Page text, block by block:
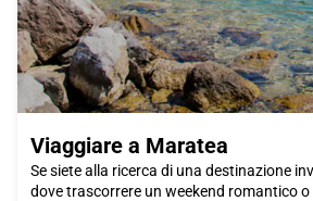
Viaggiare a Maratea
Se siete alla ricerca di una destinazione
dove trascorrere un weekend romantico